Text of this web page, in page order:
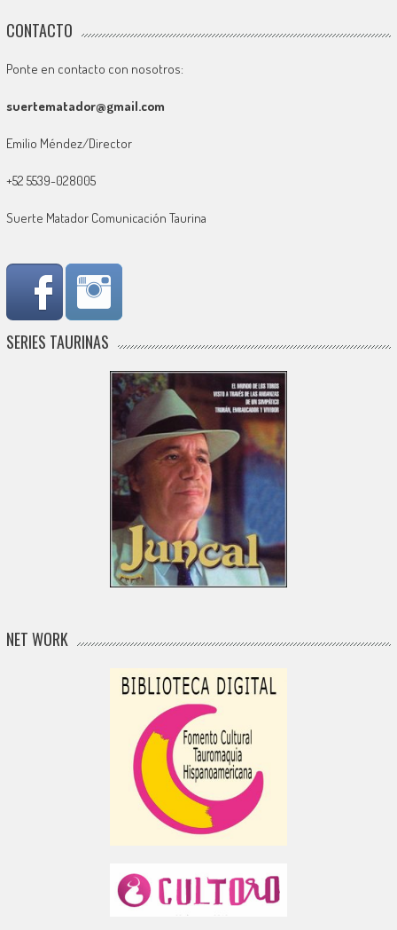
CONTACTO
Ponte en contacto con nosotros:
suertematador@gmail.com
Emilio Méndez/Director
+52 5539-028005
Suerte Matador Comunicación Taurina
SERIES TAURINAS
NET WORK